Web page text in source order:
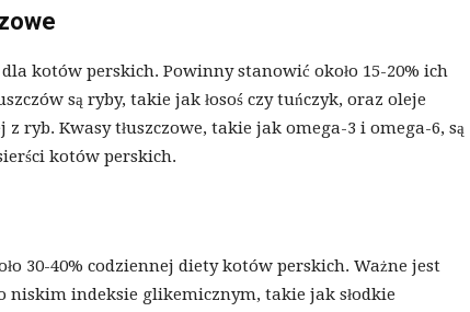
dla kotów perskich. Powinny stanowić około 15-20% ich
są ryby, takie jak łosoś czy tuńczyk, oraz oleje
ryb. Kwasy tłuszczowe, takie jak omega-3 i omega-6, są
kotów perskich.
30-40% codziennej diety kotów perskich. Ważne jest
niskim indeksie glikemicznym, takie jak słodkie